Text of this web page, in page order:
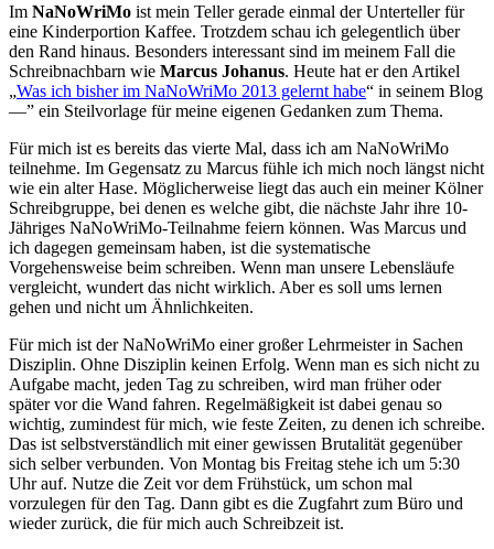
Im NaNoWriMo ist mein Teller gerade einmal der Unterteller für
eine Kinderportion Kaffee. Trotzdem schau ich gelegentlich über
den Rand hinaus. Besonders interessant sind im meinem Fall die
Schreibnachbarn wie Marcus Johanus. Heute hat er den Artikel
„Was ich bisher im NaNoWriMo 2013 gelernt habe“ in seinem Blog
—” ein Steilvorlage für meine eigenen Gedanken zum Thema.
Für mich ist es bereits das vierte Mal, dass ich am NaNoWriMo
teilnehme. Im Gegensatz zu Marcus fühle ich mich noch längst nicht
wie ein alter Hase. Möglicherweise liegt das auch ein meiner Kölner
Schreibgruppe, bei denen es welche gibt, die nächste Jahr ihre 10-
Jähriges NaNoWriMo-Teilnahme feiern können. Was Marcus und
ich dagegen gemeinsam haben, ist die systematische
Vorgehensweise beim schreiben. Wenn man unsere Lebensläufe
vergleicht, wundert das nicht wirklich. Aber es soll ums lernen
gehen und nicht um Ähnlichkeiten.
Für mich ist der NaNoWriMo einer großer Lehrmeister in Sachen
Disziplin. Ohne Disziplin keinen Erfolg. Wenn man es sich nicht zu
Aufgabe macht, jeden Tag zu schreiben, wird man früher oder
später vor die Wand fahren. Regelmäßigkeit ist dabei genau so
wichtig, zumindest für mich, wie feste Zeiten, zu denen ich schreibe.
Das ist selbstverständlich mit einer gewissen Brutalität gegenüber
sich selber verbunden. Von Montag bis Freitag stehe ich um 5:30
Uhr auf. Nutze die Zeit vor dem Frühstück, um schon mal
vorzulegen für den Tag. Dann gibt es die Zugfahrt zum Büro und
wieder zurück, die für mich auch Schreibzeit ist.